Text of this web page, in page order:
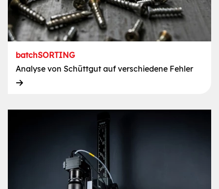
batchSORTING
Analyse von Schüttgut auf verschiedene Fehler